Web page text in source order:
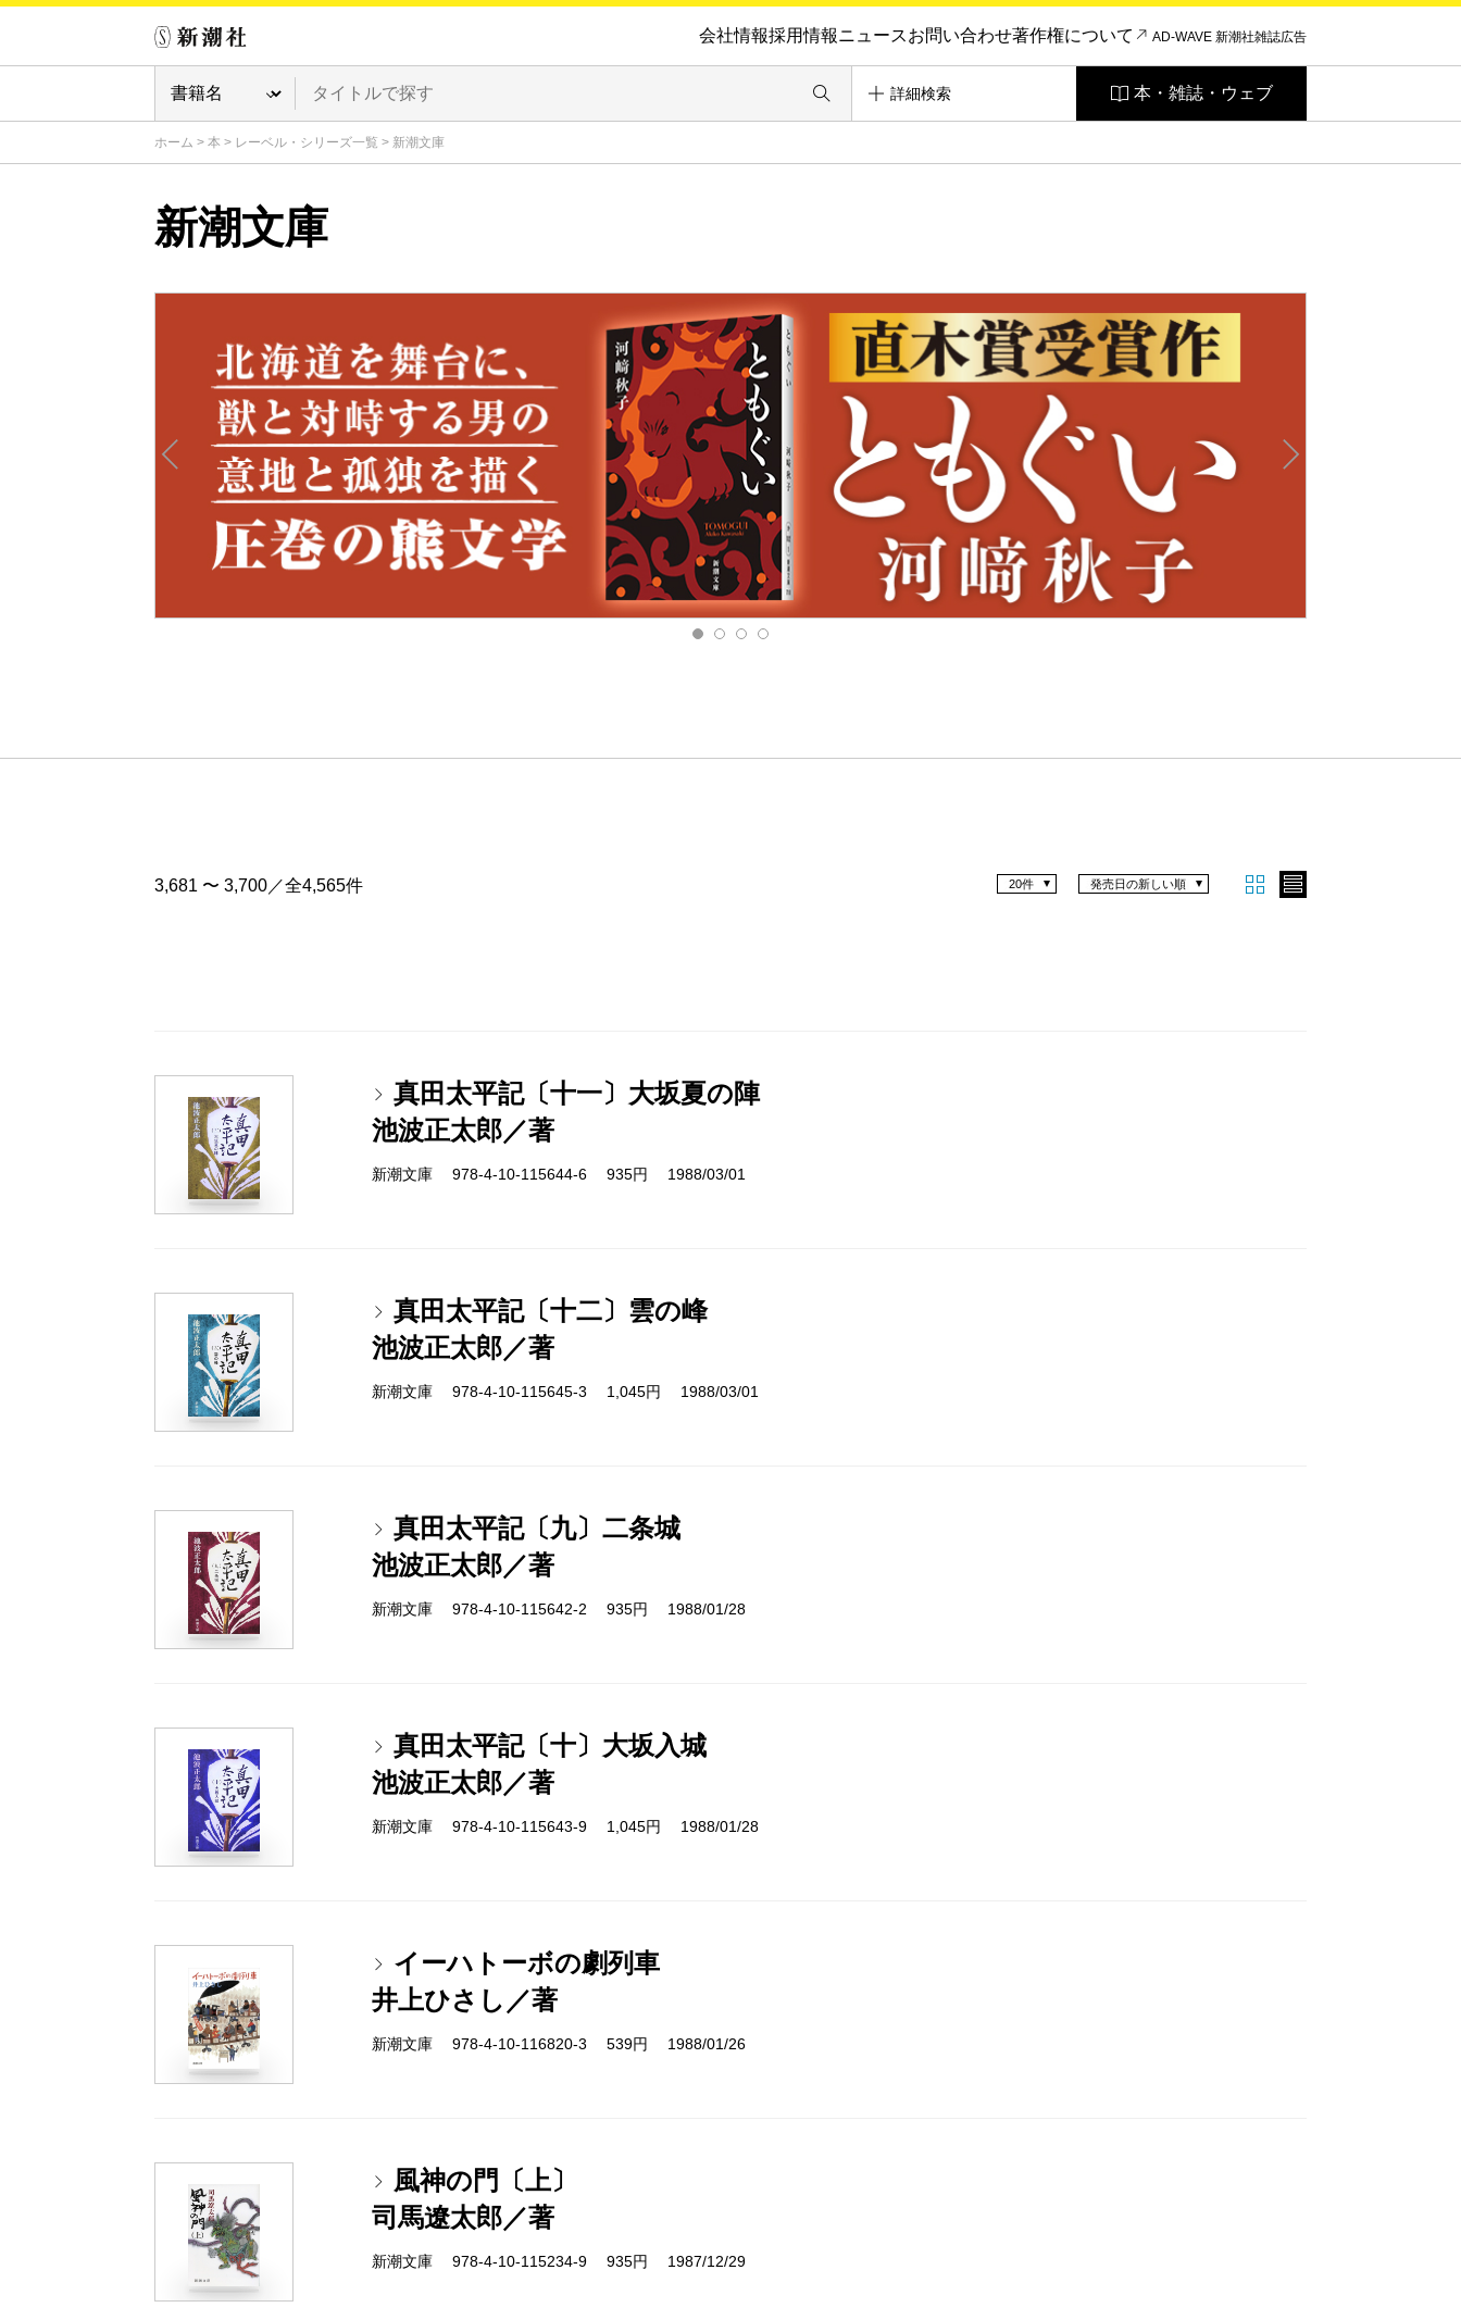
会社情報採用情報ニュースお問い合わせ著作権について AD-WAVE 新潮社雑誌広告
詳細検索 本・雑誌・ウェブ
ホーム > 本 > レーベル・シリーズ一覧 > 新潮文庫
新潮文庫
3,681 〜 3,700／全4,565件 発売日の新しい順
20件
真田太平記〔十一〕大坂夏の陣
池波正太郎／著
新潮文庫 978-4-10-115644-6 935円 1988/03/01
真田太平記〔十二〕雲の峰
池波正太郎／著
新潮文庫 978-4-10-115645-3 1,045円 1988/03/01
真田太平記〔九〕二条城
池波正太郎／著
新潮文庫 978-4-10-115642-2 935円 1988/01/28
真田太平記〔十〕大坂入城
池波正太郎／著
新潮文庫 978-4-10-115643-9 1,045円 1988/01/28
イーハトーボの劇列車
井上ひさし／著
新潮文庫 978-4-10-116820-3 539円 1988/01/26
風神の門〔上〕
司馬遼太郎／著
新潮文庫 978-4-10-115234-9 935円 1987/12/29